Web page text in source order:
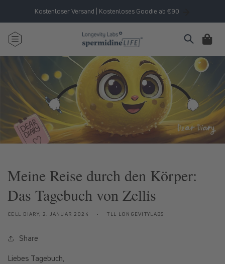
Inhalt
Kostenloser Versand | Kostenloses Goodie ab €90
Warenkorb
Meine Reise durch den Körper:
Das Tagebuch von Zellis
CELL DIARY, 2. JANUAR 2024 TLL LONGEVITYLABS
Share
Liebes Tagebuch,